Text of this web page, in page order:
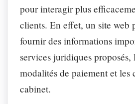
pour interagir plus
clients. En effet, un site web
fournir des informations
services juridiques proposés,
modalités de paiement et les
cabinet.